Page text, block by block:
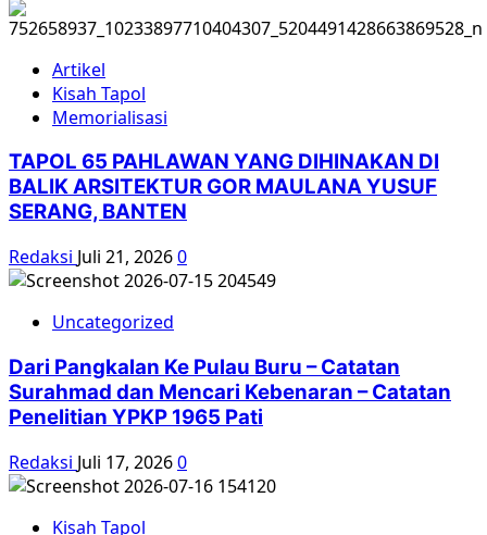
Artikel
Kisah Tapol
Memorialisasi
TAPOL 65 PAHLAWAN YANG DIHINAKAN DI
BALIK ARSITEKTUR GOR MAULANA YUSUF
SERANG, BANTEN
Redaksi Juli 21, 20260
Uncategorized
Dari Pangkalan Ke Pulau Buru – Catatan
Surahmad dan Mencari Kebenaran – Catatan
Penelitian YPKP 1965 Pati
Redaksi Juli 17, 20260
Kisah Tapol